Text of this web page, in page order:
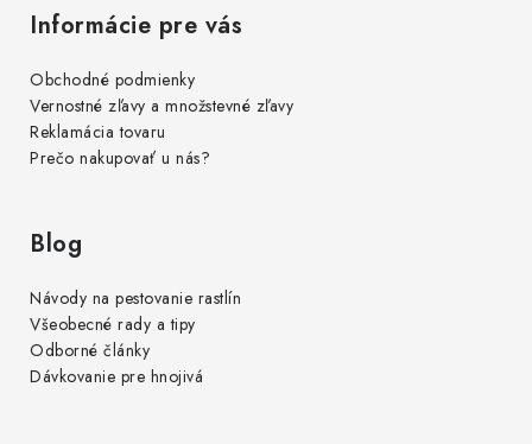
Informácie pre vás
Obchodné podmienky
Vernostné zľavy a množstevné zľavy
Reklamácia tovaru
Prečo nakupovať u nás?
Blog
Návody na pestovanie rastlín
Všeobecné rady a tipy
Odborné články
Dávkovanie pre hnojivá